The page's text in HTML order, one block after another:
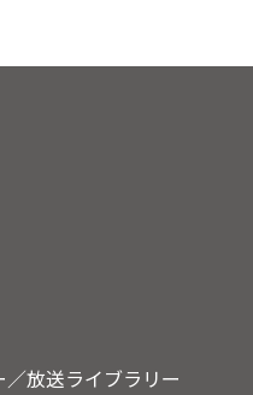
放送ライブラリー